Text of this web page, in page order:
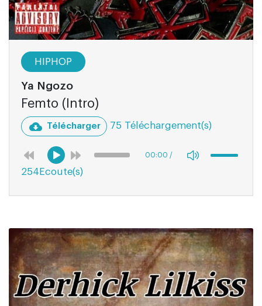
HIPHOP
Ya Ngozo
Femto (Intro)
Télécharger 75 Téléchargement(s)
00:00 /
254Ecoute(s)